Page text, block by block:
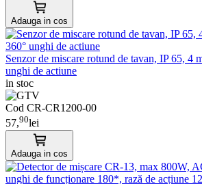
Adauga in cos
Senzor de miscare rotund de tavan, IP 65, 4
unghi de actiune
in stoc
Cod CR-CR1200-00
57,90lei
Adauga in cos